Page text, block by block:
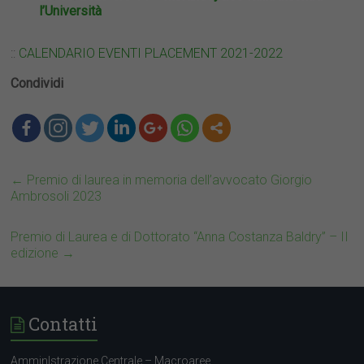
l’Università
:: CALENDARIO EVENTI PLACEMENT 2021-2022
Condividi
← Premio di laurea in memoria dell’avvocato Giorgio
Ambrosoli 2023
Premio di Laurea e di Dottorato “Anna Costanza Baldry” – II
edizione →
Contatti
AmminIstrazione Centrale – Macroaree